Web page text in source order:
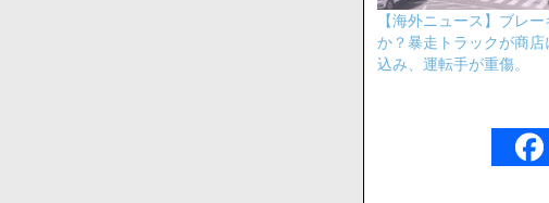
【海外ニュース】ブレ
か？暴走トラックが商店
込み、運転手が重傷。